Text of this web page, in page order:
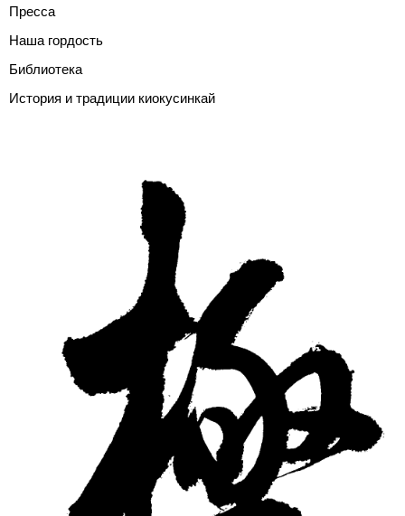
Пресса
Наша гордость
Библиотека
История и традиции киокусинкай